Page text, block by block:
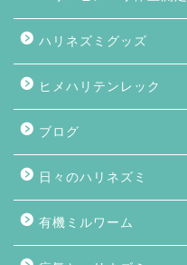
ハリネズミグッズ
ヒメハリテンレック
ブログ
日々のハリネズミ
有機ミルワーム